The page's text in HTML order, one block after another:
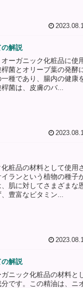
解説
ーガニック化粧品に使
菌とオリーブ葉の発酵
種であり、腸内の健康
菌は、皮膚のバ...
粧品の材料として使用
ランという植物の種子
肌に対してさまざまな
豊富なビタミン...
の解説
ニック化粧品の材料と
です。この精油は、ニ